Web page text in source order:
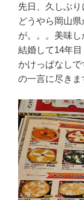
先日、久しぶり
どうやら岡山
が。。。美味し
結婚して14年
かけっぱなしで
の一言に尽きま